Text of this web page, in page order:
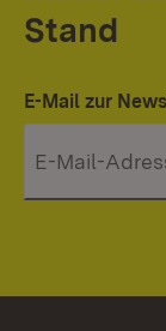
Stand
E-Mail zur